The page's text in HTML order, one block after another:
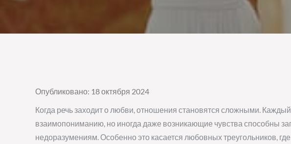
Опубликовано: 18 октября 2024
Когда речь заходит о любви, отношения становятся сложными.
взаимопониманию, но иногда даже возникающие чувства способны
недоразумениям. Особенно это касается любовных треугольников,